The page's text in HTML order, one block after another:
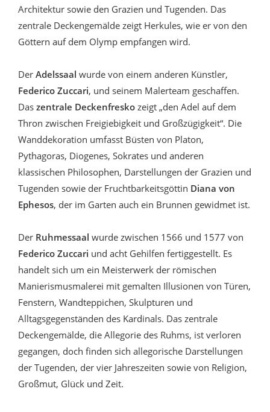
Architektur sowie den Grazien und Tugenden. Das
zentrale Deckengemälde zeigt Herkules, wie er von den
Göttern auf dem Olymp empfangen wird.
Der Adelssaal wurde von einem anderen Künstler,
Federico Zuccari, und seinem Malerteam geschaffen.
Das zentrale Deckenfresko zeigt „den Adel auf dem
Thron zwischen Freigiebigkeit und Großzügigkeit“. Die
Wanddekoration umfasst Büsten von Platon,
Pythagoras, Diogenes, Sokrates und anderen
klassischen Philosophen, Darstellungen der Grazien und
Tugenden sowie der Fruchtbarkeitsgöttin Diana von
Ephesos, der im Garten auch ein Brunnen gewidmet ist.
Der Ruhmessaal wurde zwischen 1566 und 1577 von
Federico Zuccari und acht Gehilfen fertiggestellt. Es
handelt sich um ein Meisterwerk der römischen
Manierismusmalerei mit gemalten Illusionen von Türen,
Fenstern, Wandteppichen, Skulpturen und
Alltagsgegenständen des Kardinals. Das zentrale
Deckengemälde, die Allegorie des Ruhms, ist verloren
gegangen, doch finden sich allegorische Darstellungen
der Tugenden, der vier Jahreszeiten sowie von Religion,
Großmut, Glück und Zeit.